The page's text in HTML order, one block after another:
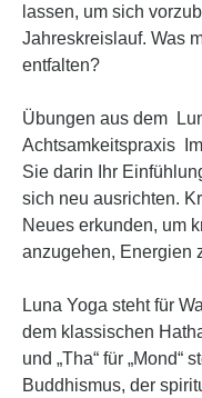
lassen, um sich
Jahreskreislauf. Was
entfalten?
Übungen aus dem
Achtsamkeitspraxis
Sie darin Ihr
sich neu ausrichten.
Neues erkunden, um
anzugehen, Energien
Luna Yoga steht für
dem klassischen
und „Tha“ für „Mond“
Buddhismus, der